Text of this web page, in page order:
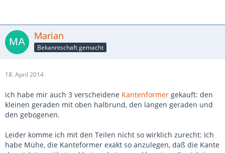
Marian
Bekanntschaft gemacht
18. April 2014
ich habe mir auch 3 verscheidene Kantenformer gekauft: den
kleinen geraden mit oben halbrund, den langen geraden und
den gebogenen.
Leider komme ich mit den Teilen nicht so wirklich zurecht: Ich
habe Mühe, die Kanteformer exakt so anzulegen, daß die Kante